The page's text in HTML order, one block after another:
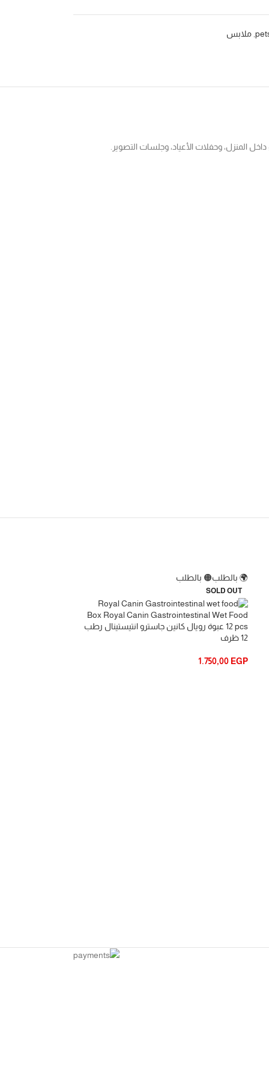
, ملابس
المنزل، وحفلات الأعياد، وجلسات التصوير.
🌍 بالطلب🟠 بالطلب
SOLD OUT
Box Royal Canin Gastrointestinal Wet Food
12 pcs عبوة رويال كانين جاسترو انتيستينال رطب
12 ظرف
1.750,00 EGP